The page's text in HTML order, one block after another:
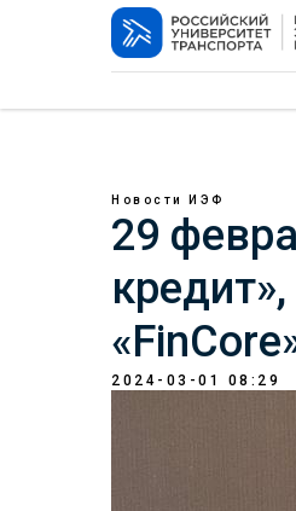
Новости ИЭФ
29
2024-03-01 08:29